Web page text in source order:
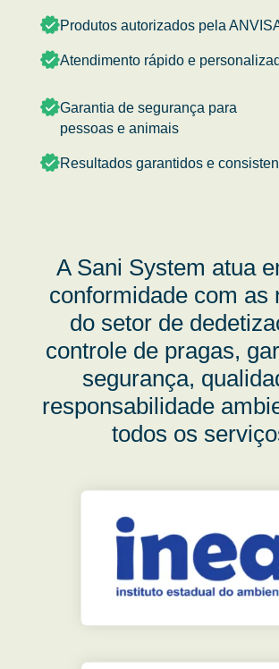
Produtos autorizados pela
Atendimento rápido e
Garantia de segurança para
pessoas e animais
Resultados garantidos e
A Sani System atua
conformidade com as
do setor de
controle de pragas,
segurança,
responsabilidade
todos os